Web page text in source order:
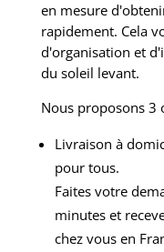
en mesure
rapidement. Cela
d'organisation et
du soleil levant.
Nous proposons 3
Livraison à
pour tous.
Faites votre
minutes et
chez vous en